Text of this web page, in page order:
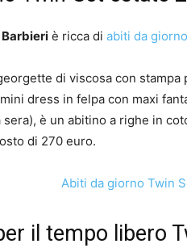
è ricca di abiti da giorno
di viscosa con
dress in felpa con maxi
è un abitino a righe in
di 270 euro.
il tempo libero